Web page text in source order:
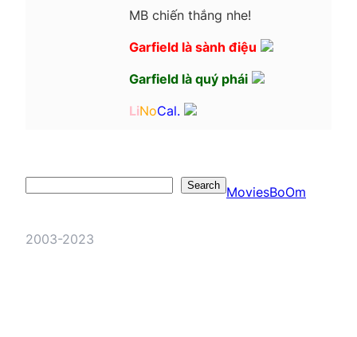
MB chiến thắng nhe!
Garfield là sành điệu
Garfield là quý phái
LiNoCal.
Search MoviesBoOm
2003-2023